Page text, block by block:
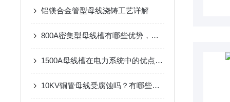
铝镁合金管型母线浇铸工艺详解
800A密集型母线槽有哪些优势，怎么选择呢？
1500A母线槽在电力系统中的优点是什么
10KV铜管母线受腐蚀吗？有哪些受腐蚀种类？